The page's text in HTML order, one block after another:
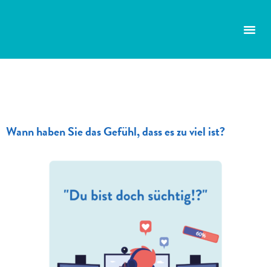
Wann haben Sie das Gefühl, dass es zu viel ist?